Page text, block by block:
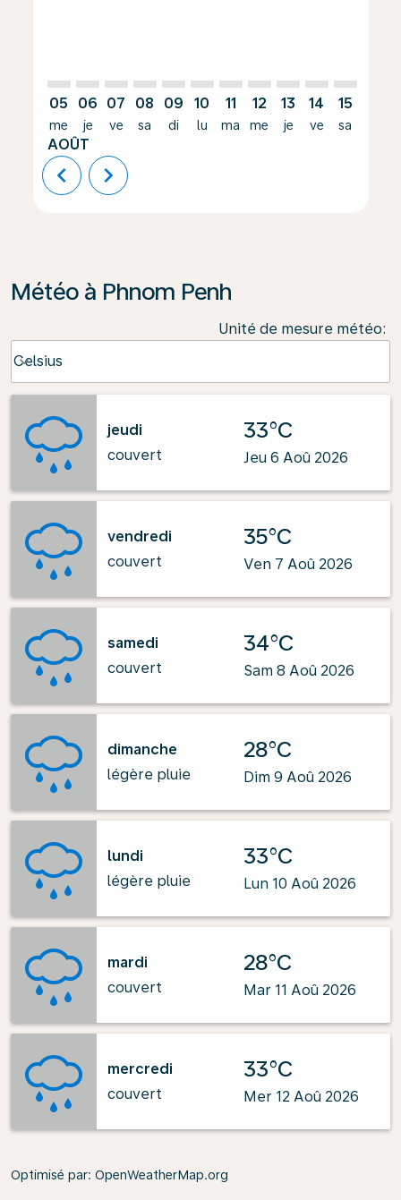
05
me
AOÛT
06
je
07
ve
08
sa
09
di
10
lu
11
ma
12
me
13
je
14
ve
15
sa
chevron_left chevron_right
Météo à Phnom Penh
Unité de mesure météo:
Celsius
keyboard_arrow_down
jeudi
couvert
33°C
Jeu 6 Aoû 2026
vendredi
couvert
35°C
Ven 7 Aoû 2026
samedi
couvert
34°C
Sam 8 Aoû 2026
dimanche
légère pluie
28°C
Dim 9 Aoû 2026
lundi
légère pluie
33°C
Lun 10 Aoû 2026
mardi
couvert
28°C
Mar 11 Aoû 2026
mercredi
couvert
33°C
Mer 12 Aoû 2026
Optimisé par: OpenWeatherMap.org